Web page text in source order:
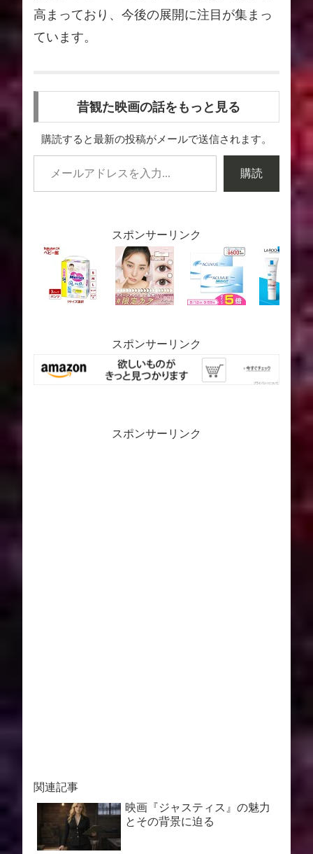
高まっており、今後の展開に注目が集まっ
ています。
昔観た映画の話をもっと見る
購読すると最新の投稿がメールで送信されます。
購読
スポンサーリンク
スポンサーリンク
スポンサーリンク
関連記事
映画『ジャスティス』の魅力
とその背景に迫る